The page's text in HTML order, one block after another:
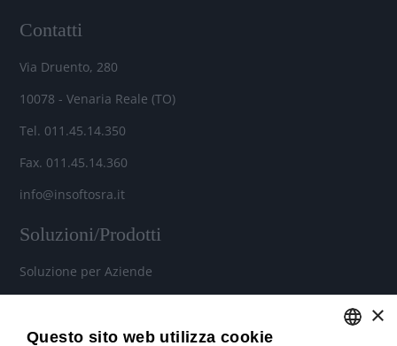
Contatti
Via Druento, 280
10078 - Venaria Reale (TO)
Tel. 011.45.14.350
Fax. 011.45.14.360
info@insoftosra.it
Soluzioni/Prodotti
Soluzione per Aziende
Soluzione per Consulenti
×
Questo sito web utilizza cookie